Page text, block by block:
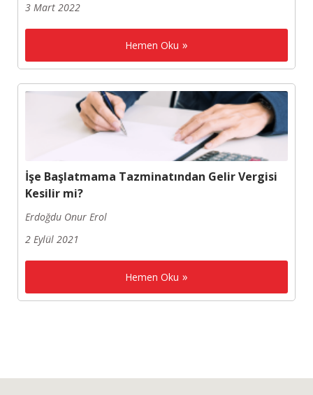
3 Mart 2022
Hemen Oku
İşe Başlatmama Tazminatından Gelir Vergisi
Kesilir mi?
Erdoğdu Onur Erol
2 Eylül 2021
Hemen Oku